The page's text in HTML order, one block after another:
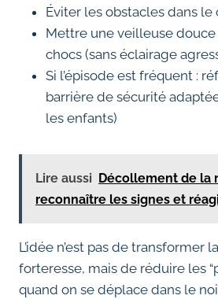
Éviter les obstacles dans
Mettre une veilleuse
chocs (sans éclairage
Si l’épisode est fréquent :
barrière de sécurité
les enfants)
Lire aussi Décollement de la
reconnaître les signes et
L’idée n’est pas de transformer
forteresse, mais de réduire les
quand on se déplace dans le